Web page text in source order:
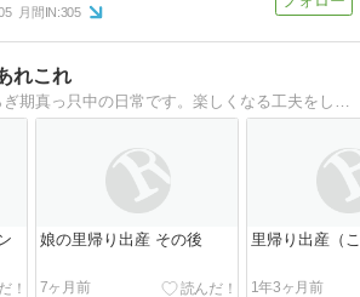
月間IN:305
れこれ
ゆらぎ世代、ゆらぎ期真っ只中の日常です。楽しくなる工夫をしたり、余計なことをグルグル考えてしまったりというような日常のあれこれを書いていくブログです。
娘の里帰り出産 その後
7ヶ月前
里帰り出産（
1年3ヶ月前